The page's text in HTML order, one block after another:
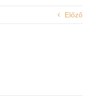
Előző